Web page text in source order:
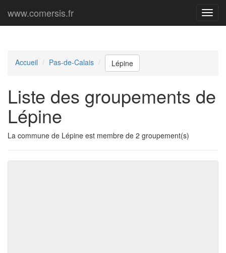
Menu
www.comersis.fr
Accueil Pas-de-Calais Lépine
Liste des groupements de
Lépine
La commune de Lépine est membre de 2 groupement(s)